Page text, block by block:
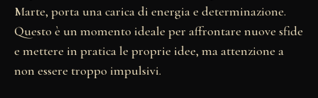
Marte, porta una carica di energia e determinazione.
Questo è un momento ideale per affrontare nuove sfide
e mettere in pratica le proprie idee, ma attenzione a
non essere troppo impulsivi.